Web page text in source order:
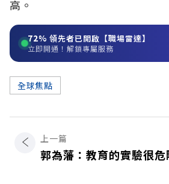
高。
72% 領先者已開啟【職場雷達】
立即開通！解鎖專屬服務
全球焦點
上一篇
郭為藩：教育的實驗很危